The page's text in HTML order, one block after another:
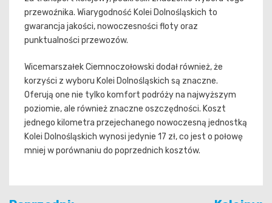
przewoźnika. Wiarygodność Kolei Dolnośląskich to
gwarancja jakości, nowoczesności floty oraz
punktualności przewozów.
Wicemarszałek Ciemnoczołowski dodał również, że
korzyści z wyboru Kolei Dolnośląskich są znaczne.
Oferują one nie tylko komfort podróży na najwyższym
poziomie, ale również znaczne oszczędności. Koszt
jednego kilometra przejechanego nowoczesną jednostką
Kolei Dolnośląskich wynosi jedynie 17 zł, co jest o połowę
mniej w porównaniu do poprzednich kosztów.
Nawigacja